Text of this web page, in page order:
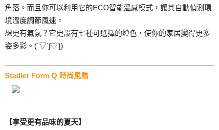
角落。而且你可以利用它的ECO智能溫感模式，讓其自動偵測環
境溫度調節風速。
想更有氣氛？它更設有七種可選擇的燈色，使你的家居變得更多
姿多彩。(´▽`ʃ♡ƪ)
Stadler Form Q 時尚風扇
【享受更有品味的夏天】